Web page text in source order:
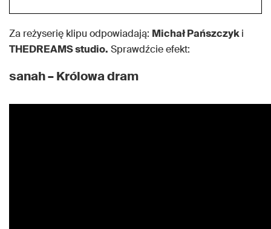
Za reżyserię klipu odpowiadają: Michał Pańszczyki
THEDREAMS studio. Sprawdźcie efekt:
sanah – Królowa dram